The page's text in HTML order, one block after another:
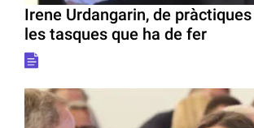
Irene Urdangarin, de
les tasques que ha de fer